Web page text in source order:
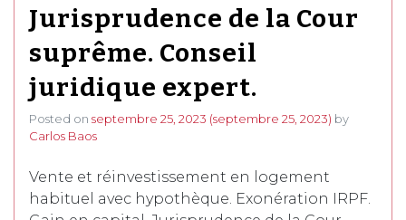
Jurisprudence de la Cour
suprême. Conseil
juridique expert.
Posted on septembre 25, 2023 (septembre 25, 2023) by
Carlos Baos
Vente et réinvestissement en logement
habituel avec hypothèque. Exonération IRPF.